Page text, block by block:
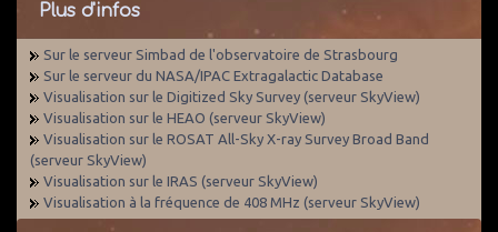
Plus d'infos
Sur le serveur Simbad de l'observatoire de Strasbourg
Sur le serveur du NASA/IPAC Extragalactic Database
Visualisation sur le Digitized Sky Survey (serveur SkyView)
Visualisation sur le HEAO (serveur SkyView)
Visualisation sur le ROSAT All-Sky X-ray Survey Broad Band
(serveur SkyView)
Visualisation sur le IRAS (serveur SkyView)
Visualisation à la fréquence de 408 MHz (serveur SkyView)